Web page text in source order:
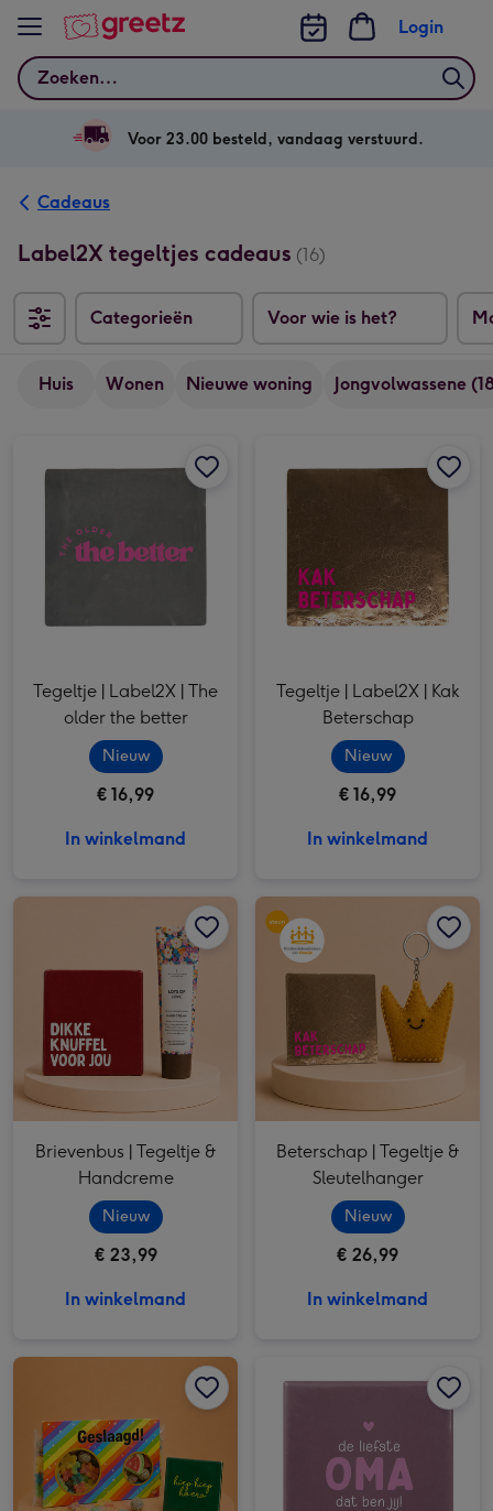
Bekijk meer
Zoeken
Login
Voor 23.00 besteld, vandaag verstuurd.
Cadeaus
Label2X tegeltjes cadeaus (16)
Categorieën Voor wie is het?
Huis Wonen Nieuwe woning Jongvolwassene
Tegeltje | Label2X | The
older the better
Nieuw
€ 16,99
In winkelmand
Tegeltje | Label2X | Kak
Beterschap
Nieuw
€ 16,99
In winkelmand
Brievenbus | Tegeltje & Handcreme afbeelding 2
Brievenbus | Tegeltje &
Handcreme
Nieuw
€ 23,99
In winkelmand
Beterschap | Tegeltje &
Sleutelhanger
Nieuw
€ 26,99
In winkelmand